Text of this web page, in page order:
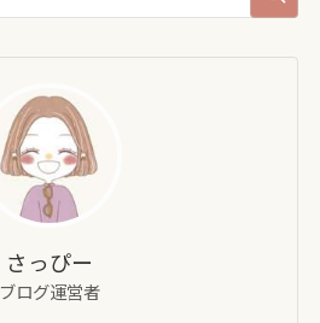
さっぴー
ブログ運営者